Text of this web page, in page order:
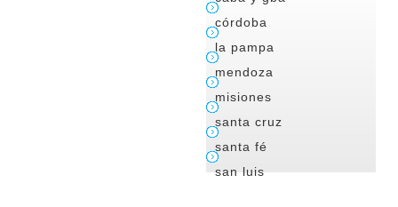
córdoba
la pampa
mendoza
misiones
santa cruz
santa fé
san luis